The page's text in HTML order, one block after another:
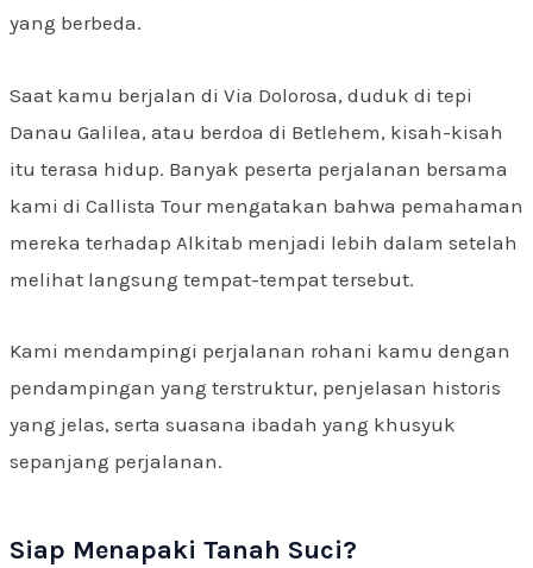
yang berbeda.
Saat kamu berjalan di Via Dolorosa, duduk di tepi
Danau Galilea, atau berdoa di Betlehem, kisah-kisah
itu terasa hidup. Banyak peserta perjalanan bersama
kami di Callista Tour mengatakan bahwa pemahaman
mereka terhadap Alkitab menjadi lebih dalam setelah
melihat langsung tempat-tempat tersebut.
Kami mendampingi perjalanan rohani kamu dengan
pendampingan yang terstruktur, penjelasan historis
yang jelas, serta suasana ibadah yang khusyuk
sepanjang perjalanan.
Siap Menapaki Tanah Suci?